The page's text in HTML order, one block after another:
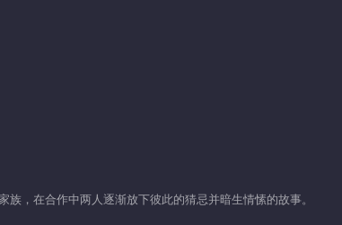
00:57
，在合作中两人逐渐放下彼此的猜忌并暗生情愫的故事。